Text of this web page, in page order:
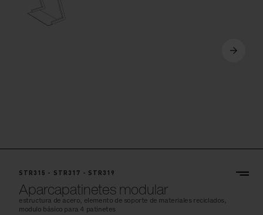
STR315 - STR317 - STR319
Aparcapatinetes modular
estructura de acero, elemento de soporte de materiales reciclados,
modulo básico para 4 patinetes